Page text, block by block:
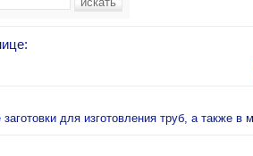
для изготовления труб, а также